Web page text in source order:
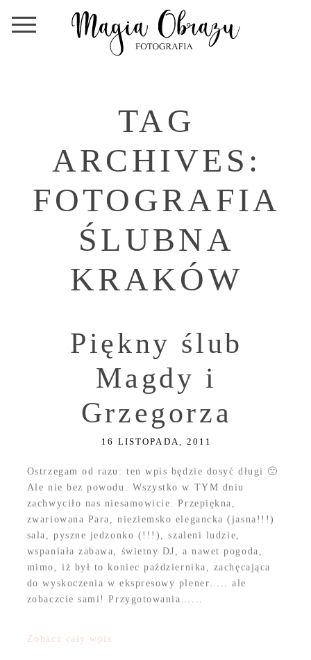
TAG
ARCHIVES:
FOTOGRAFIA
ŚLUBNA
KRAKÓW
Piękny ślub
Magdy i
Grzegorza
16 LISTOPADA, 2011
Ostrzegam od razu: ten wpis będzie dosyć długi 🙂
Ale nie bez powodu. Wszystko w TYM dniu
zachwyciło nas niesamowicie. Przepiękna,
zwariowana Para, nieziemsko elegancka (jasna!!!)
sala, pyszne jedzonko (!!!), szaleni ludzie,
wspaniała zabawa, świetny DJ, a nawet pogoda,
mimo, iż był to koniec października, zachęcająca
do wyskoczenia w ekspresowy plener….. ale
zobaczcie sami! Przygotowania…...
Zobacz cały wpis